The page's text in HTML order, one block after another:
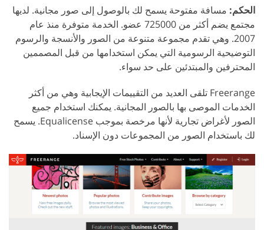
الحكم: مسافة مفتوحة يسمح لك بالوصول إلى صور مجانية. لديها
مجتمع يضم أكثر من 725000 عضو. الخدمة متوفرة منذ عام
2007. وهي تقدم مجموعة متنوعة من الصور والأنسجة والرسوم
التوضيحية الرسومية التي يمكن استخدامها من قبل المصممين
المحترفين والمبتدئين على حد سواء.
Freerange تلقى العديد من التقييمات الإيجابية وهي من أكثر
الخدمات الموصى بها بالصور المجانية. يمكنك استخدام جميع
الصور لأغراض تجارية لأنها مرخصة بموجب Equalicense. يسمح
لك باستخدام الصور من المجموعات دون الإسناد.